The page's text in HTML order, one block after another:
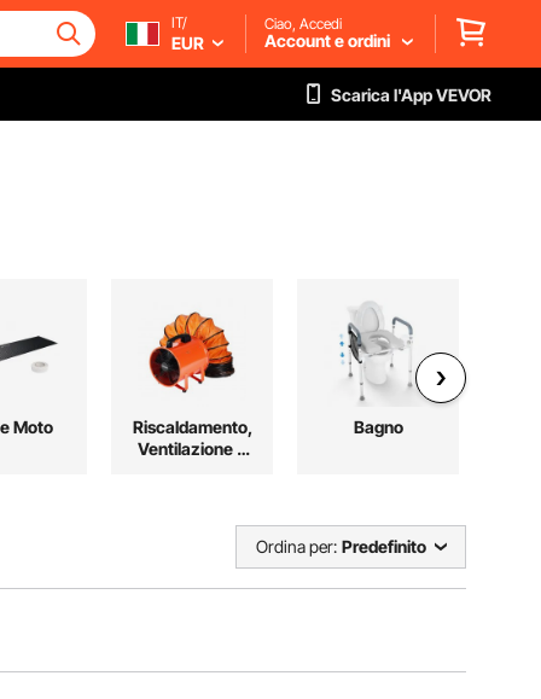
IT/
EUR
Ciao, Accedi
Account e ordini
Scarica l'App VEVOR
Moto
Riscaldamento,
Ventilazione e
Bagno
Ordina per: Predefinito